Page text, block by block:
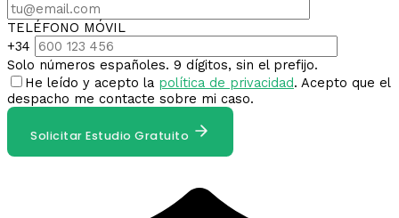
TELÉFONO MÓVIL
+34
Solo números españoles. 9 dígitos, sin el prefijo.
He leído y acepto la política de privacidad. Acepto que el
despacho me contacte sobre mi caso.
Solicitar Estudio Gratuito